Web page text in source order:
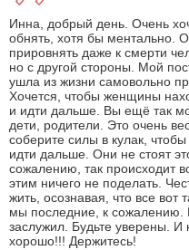
Инна, добрый день. Очень
обнять, хотя бы ментально.
прировнять даже к смерти
но с другой стороны. Мой
ушла из жизни самовольно
Хочется, чтобы женщины
и идти дальше. Вы ещё так
дети, родители. Это очень
соберите силы в кулак,
идти дальше. Они не стоят
сожалению, так происходит
этим ничего не поделать.
жить, осознавая, что все вот
мы последние, к сожалению.
заслужил. Будьте уверены. И
хорошо!!! Держитесь!